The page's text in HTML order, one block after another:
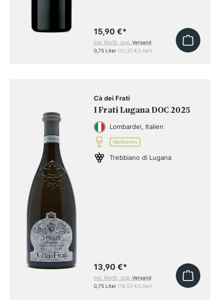
15,90 €*
inkl. MwSt, zzgl.Versand
0,75 Liter (21,20 €/Liter)
Cà dei Frati
I Frati Lugana DOC 2025
Lombardei, Italien
Weißwein
Trebbiano di Lugana
13,90 €*
inkl. MwSt, zzgl.Versand
0,75 Liter (18,53 €/Liter)